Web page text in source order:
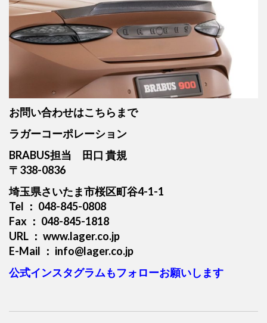
お問い合わせはこちらまで
ラガーコーポレーション
BRABUS担当 田口 貴規
〒338-0836
埼玉県さいたま市桜区町谷4-1-1
Tel ： 048-845-0808
Fax ： 048-845-1818
URL ： www.lager.co.jp
E-Mail ： info@lager.co.jp
公式インスタグラムもフォローお願いします